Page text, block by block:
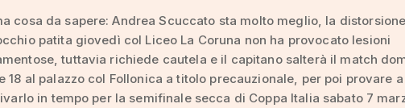
cosa da sapere: Andrea Scuccato sta molto meglio, la
patita giovedì col Liceo La Coruna non ha provocato lesioni
tuttavia richiede cautela e il capitano salterà il match
18 al palazzo col Follonica a titolo precauzionale, per poi provare a
in tempo per la semifinale secca di Coppa Italia sabato 7